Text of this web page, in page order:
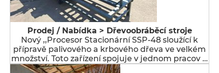
Prodej / Nabídka > Dřevoobráběcí stroje
Nový ,,Procesor Stacionární SSP-48 sloužící k
přípravě palivového a krbového dřeva ve velkém
množství. Toto zařízení spojuje v jednom pracov …